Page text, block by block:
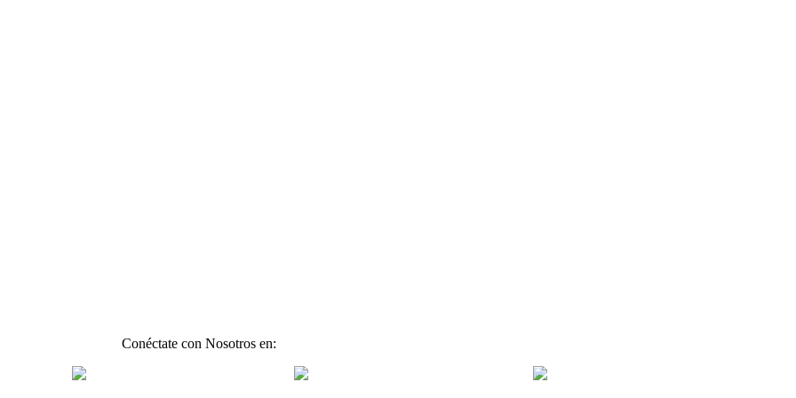
Conéctate con Nosotros en: